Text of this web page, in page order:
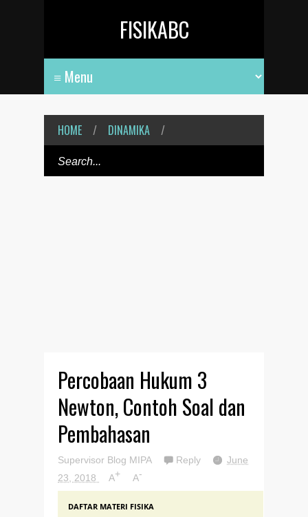
FISIKABC
HOME / DINAMIKA /
Percobaan Hukum 3
Newton, Contoh Soal dan
Pembahasan
Supervisor Blog MIPA Reply
June
23, 2018
A+ A-
DAFTAR MATERI FISIKA